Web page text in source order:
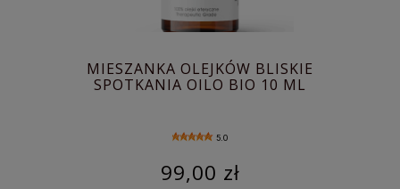
MIESZANKA OLEJKÓW BLISKIE
SPOTKANIA OILO BIO 10 ML
5.0
99,00 zł